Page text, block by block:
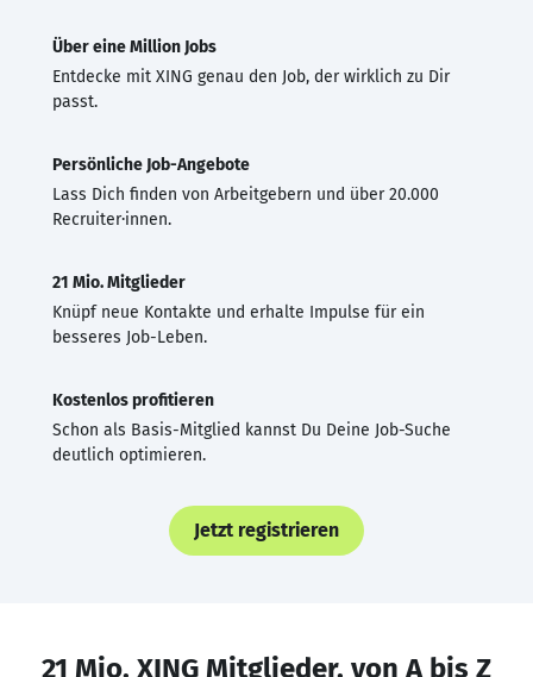
Über eine Million Jobs
Entdecke mit XING genau den Job, der wirklich zu Dir
passt.
Persönliche Job-Angebote
Lass Dich finden von Arbeitgebern und über 20.000
Recruiter·innen.
21 Mio. Mitglieder
Knüpf neue Kontakte und erhalte Impulse für ein
besseres Job-Leben.
Kostenlos profitieren
Schon als Basis-Mitglied kannst Du Deine Job-Suche
deutlich optimieren.
Jetzt registrieren
21 Mio. XING Mitglieder, von A bis Z